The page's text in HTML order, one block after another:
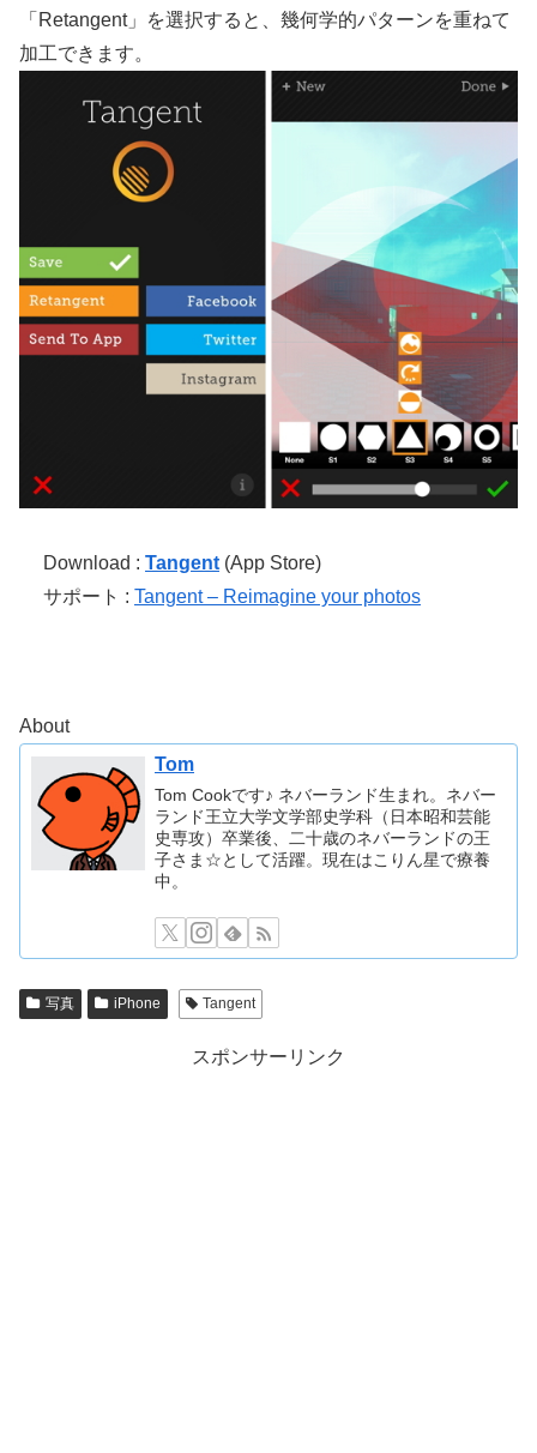
「Retangent」を選択すると、幾何学的パターンを重ねて
加工できます。
Download : Tangent (App Store)
サポート : Tangent – Reimagine your photos
About
Tom
Tom Cookです♪ ネバーランド生まれ。ネバー
ランド王立大学文学部史学科（日本昭和芸能
史専攻）卒業後、二十歳のネバーランドの王
子さま☆として活躍。現在はこりん星で療養
中。
写真 iPhone Tangent
スポンサーリンク